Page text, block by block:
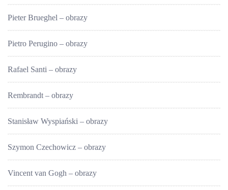
Pieter Brueghel – obrazy
Pietro Perugino – obrazy
Rafael Santi – obrazy
Rembrandt – obrazy
Stanisław Wyspiański – obrazy
Szymon Czechowicz – obrazy
Vincent van Gogh – obrazy